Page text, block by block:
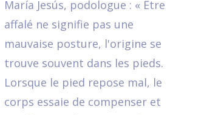
María Jesús, podologue : « Être
affalé ne signifie pas une
mauvaise posture, l'origine se
trouve souvent dans les pieds.
Lorsque le pied repose mal, le
corps essaie de compenser et